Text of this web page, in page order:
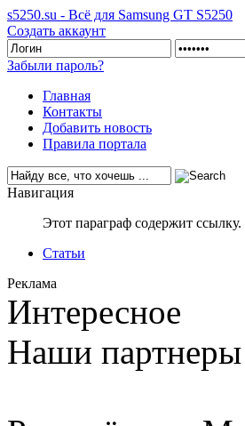
s5250.su - Всё для Samsung GT S5250
Создать аккаунт
Забыли пароль?
Главная
Контакты
Добавить новость
Правила портала
Навигация
Этот параграф содержит ссылку.
Статьи
Реклама
Интересное
Наши партнеры